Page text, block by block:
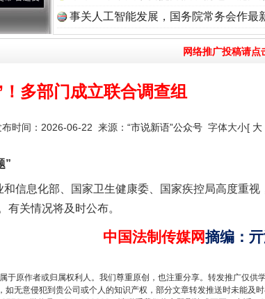
事关人工智能发展，国务院常务会作最
网络推广投稿请点
多部门成立联合调查组
布时间：2026-06-22 来源： “市说新语”公众号 字体大小[ 大
”
信息化部、国家卫生健康委、国家疾控局高度重视
关情况将及时公布。
中国法制传媒网摘编 ：
于原作者或归属权利人。我们尊重原创，也注重分享。转发推广仅供
无意侵犯到贵公司或个人的知识产权，部分文章转发推送时未能及
从数据变化看反腐深化
兴